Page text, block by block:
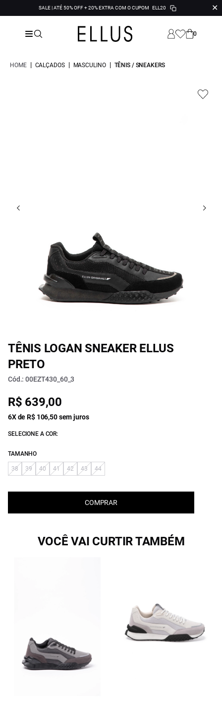
SALE | ATÉ 50% OFF + 20% EXTRA COM O CUPOM ELL20 ✕
0
HOME | CALÇADOS | MASCULINO | TÊNIS / SNEAKERS
TÊNIS LOGAN SNEAKER ELLUS
PRETO
Cód.: 00EZT430_60_3
R$ 639,00
6X de R$ 106,50 sem juros
SELECIONE A COR:
TAMANHO
38 39 40 41 42 43 44
COMPRAR
VOCÊ VAI CURTIR TAMBÉM